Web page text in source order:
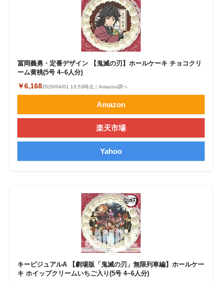
冨岡義勇・定番デザイン 【鬼滅の刃】ホールケーキ チョコクリ
ーム黄桃(5号 4~6人分)
￥6,1682026/04/01 13:53時点｜Amazon調べ
Amazon
楽天市場
Yahoo
キービジュアルA 【劇場版「鬼滅の刃」無限列車編】ホールケー
キ ホイップクリームいちご入り(5号 4~6人分)